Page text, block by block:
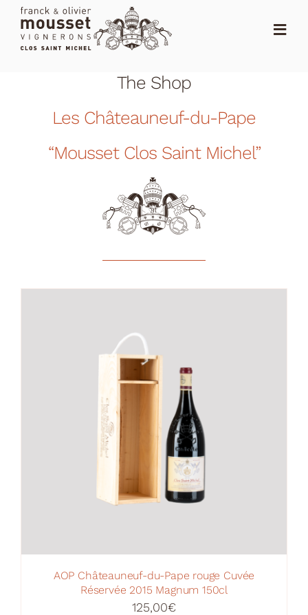
content
THE SHOP
THE DOMAIN
The Shop
Les Châteauneuf-du-Pape
“Mousset Clos Saint Michel”
AOP Châteauneuf-du-Pape rouge Cuvée
Réservée 2015 Magnum 150cl
125,00€